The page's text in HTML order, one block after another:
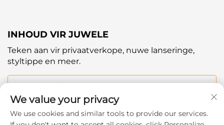
INHOUD VIR JUWELE
Teken aan vir privaatverkope, nuwe lanseringe,
styltippe en meer.
Jou e-posadres
Subscribe
We value your privacy
We use cookies and similar tools to provide our services.